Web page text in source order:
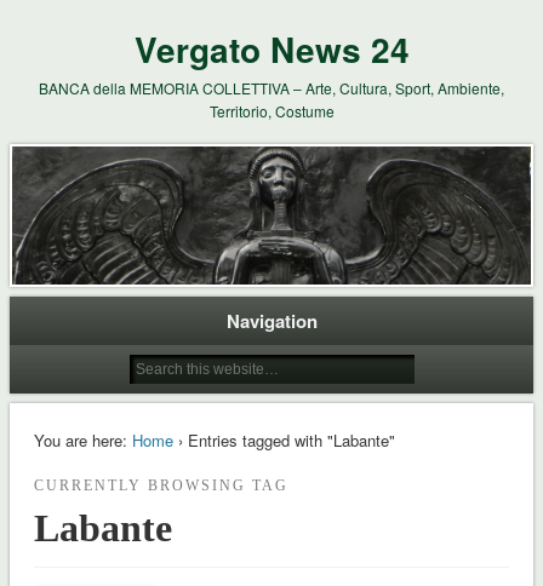
Vergato News 24
BANCA della MEMORIA COLLETTIVA – Arte, Cultura, Sport, Ambiente,
Territorio, Costume
Navigation
You are here: Home› Entries tagged with "Labante"
CURRENTLY BROWSING TAG
Labante